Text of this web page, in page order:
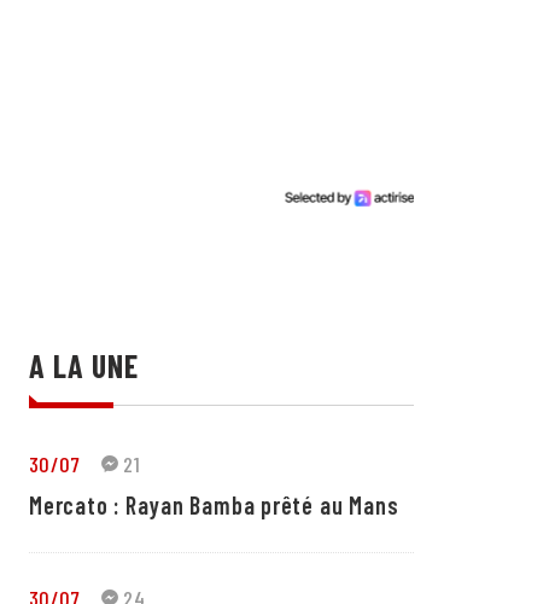
A LA UNE
30/07 21
Mercato : Rayan Bamba prêté au Mans
30/07 24